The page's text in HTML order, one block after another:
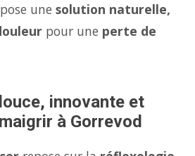
une solution naturelle,
pour une perte de
innovante et
à Gorrevod